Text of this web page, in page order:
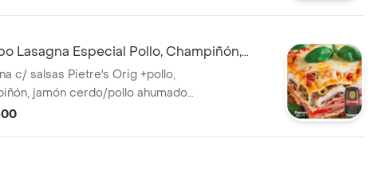
Lasagna Especial Pollo, Champiñón,
+ Club Cola Negra Lata 330ml
c/ salsas Pietre's Orig +pollo,
jamón cerdo/pollo ahumado
mozzarella, opción